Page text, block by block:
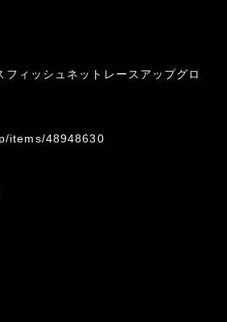
フィッシュネットレースアップグロ
items/48948630